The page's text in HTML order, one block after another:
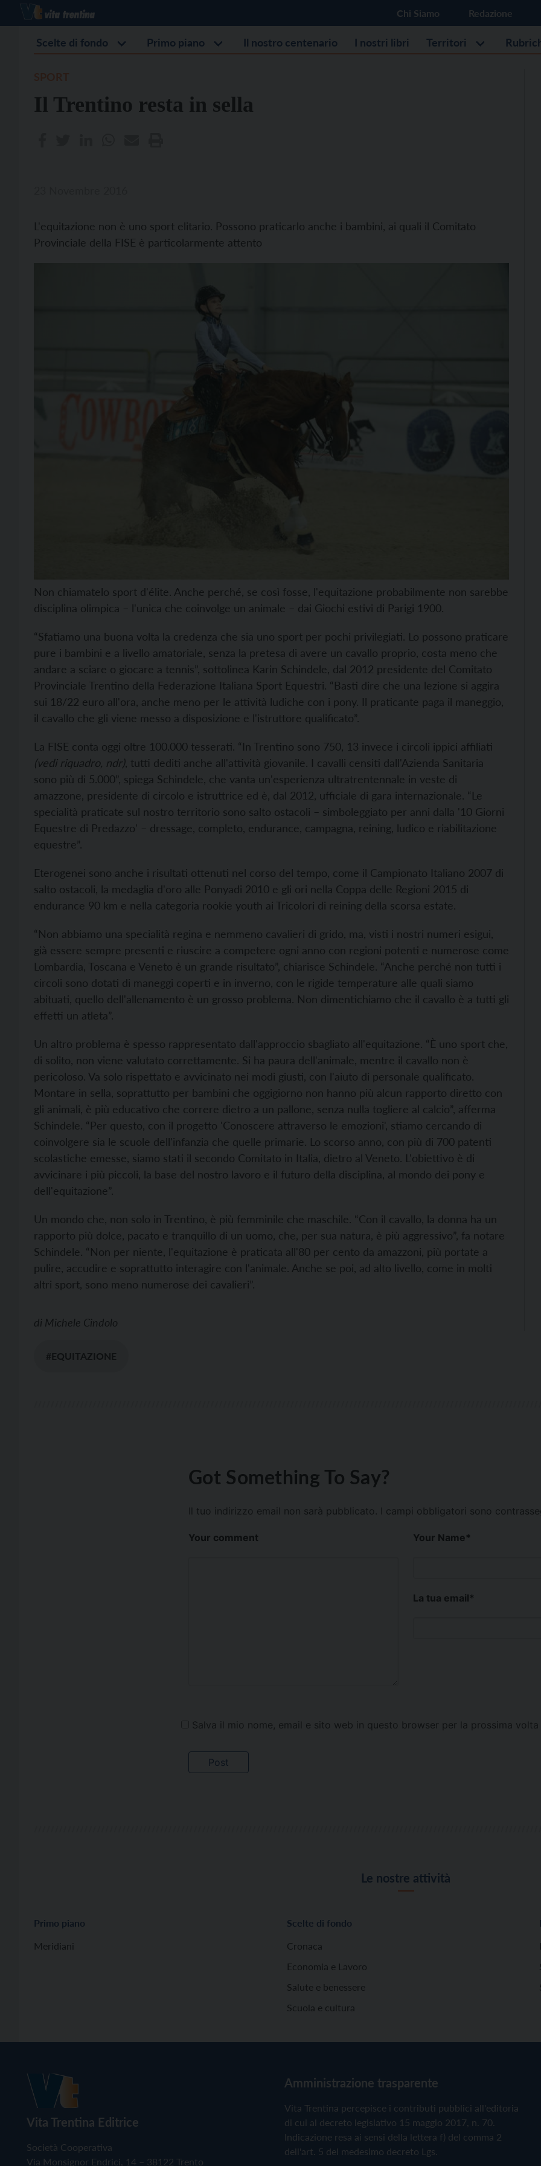
Chi Siamo Redazione
Scelte di fondo Primo piano Il nostro centenario I nostri libri Territori
Il Trentino resta in sella
L'equitazione non è uno sport elitario. Possono praticarlo anche i bambini, ai quali il Comitato
Provinciale della FISE è particolarmente attento
Non chiamatelo sport d'élite. Anche perché, se così fosse, l'equitazione probabilmente non sarebbe
disciplina olimpica – l'unica che coinvolge un animale – dai Giochi estivi di Parigi 1900.
“Sfatiamo una buona volta la credenza che sia uno sport per pochi privilegiati. Lo possono praticare
pure i bambini e a livello amatoriale, senza la pretesa di avere un cavallo proprio, costa meno che
andare a sciare o giocare a tennis”, sottolinea Karin Schindele, dal 2012 presidente del Comitato
Provinciale Trentino della Federazione Italiana Sport Equestri. “Basti dire che una lezione si aggira
sui 18/22 euro all'ora, anche meno per le attività ludiche con i pony. Il praticante paga il maneggio,
il cavallo che gli viene messo a disposizione e l'istruttore qualificato”.
La FISE conta oggi oltre 100.000 tesserati. “In Trentino sono 750, 13 invece i circoli ippici affiliati
(vedi riquadro, ndr), tutti dediti anche all'attività giovanile. I cavalli censiti dall'Azienda Sanitaria
sono più di 5.000”, spiega Schindele, che vanta un'esperienza ultratrentennale in veste di
amazzone, presidente di circolo e istruttrice ed è, dal 2012, ufficiale di gara internazionale. “Le
specialità praticate sul nostro territorio sono salto ostacoli – simboleggiato per anni dalla '10 Giorni
Equestre di Predazzo' – dressage, completo, endurance, campagna, reining, ludico e riabilitazione
equestre”.
Eterogenei sono anche i risultati ottenuti nel corso del tempo, come il Campionato Italiano 2007 di
salto ostacoli, la medaglia d'oro alle Ponyadi 2010 e gli ori nella Coppa delle Regioni 2015 di
endurance 90 km e nella categoria rookie youth ai Tricolori di reining della scorsa estate.
“Non abbiamo una specialità regina e nemmeno cavalieri di grido, ma, visti i nostri numeri esigui,
già essere sempre presenti e riuscire a competere ogni anno con regioni potenti e numerose come
Lombardia, Toscana e Veneto è un grande risultato”, chiarisce Schindele. “Anche perché non tutti i
circoli sono dotati di maneggi coperti e in inverno, con le rigide temperature alle quali siamo
abituati, quello dell'allenamento è un grosso problema. Non dimentichiamo che il cavallo è a tutti gli
effetti un atleta”.
Un altro problema è spesso rappresentato dall'approccio sbagliato all'equitazione. “È uno sport che,
di solito, non viene valutato correttamente. Si ha paura dell'animale, mentre il cavallo non è
pericoloso. Va solo rispettato e avvicinato nei modi giusti, con l'aiuto di personale qualificato.
Montare in sella, soprattutto per bambini che oggigiorno non hanno più alcun rapporto diretto con
gli animali, è più educativo che correre dietro a un pallone, senza nulla togliere al calcio”, afferma
Schindele. “Per questo, con il progetto 'Conoscere attraverso le emozioni', stiamo cercando di
coinvolgere sia le scuole dell'infanzia che quelle primarie. Lo scorso anno, con più di 700 patenti
scolastiche emesse, siamo stati il secondo Comitato in Italia, dietro al Veneto. L'obiettivo è di
avvicinare i più piccoli, la base del nostro lavoro e il futuro della disciplina, al mondo dei pony e
dell'equitazione”.
Un mondo che, non solo in Trentino, è più femminile che maschile. “Con il cavallo, la donna ha un
rapporto più dolce, pacato e tranquillo di un uomo, che, per sua natura, è più aggressivo”, fa notare
Schindele. “Non per niente, l'equitazione è praticata all'80 per cento da amazzoni, più portate a
pulire, accudire e soprattutto interagire con l'animale. Anche se poi, ad alto livello, come in molti
altri sport, sono meno numerose dei cavalieri”.
di Michele Cindolo
#EQUITAZIONE
Got Something To Say?
Il tuo indirizzo email non sarà pubblicato. I campi obbligatori sono
Your comment Your Name*
La tua email*
Salva il mio nome, email e sito web in questo browser per la prossima
Le nostre attività
Primo piano
Meridiani
Scelte di fondo
Cronaca
Economia e Lavoro
Salute e benessere
Scuola e cultura
Vita Trentina Editrice
Società Cooperativa
Via Monsignor Endrici, 14 – 38122 Trento
Amministrazione trasparente
Vita Trentina percepisce i contributi pubblici all'editoria
di cui al decreto legislativo 15 maggio 2017, n. 70.
Indicazione resa ai sensi della lettera f) del comma 2
dell'art. 5 del medesimo decreto Lgs.